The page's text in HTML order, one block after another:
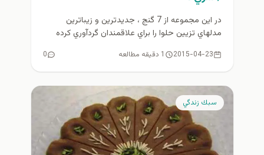
در اين مجموعه از 7 گنج ، جديدترين و زيباترين
مدلهاي تزيين حلوا را براي علاقمندان گردآوري كرده
2015-04-23 1 دقیقه مطالعه 0
سبك زندگي